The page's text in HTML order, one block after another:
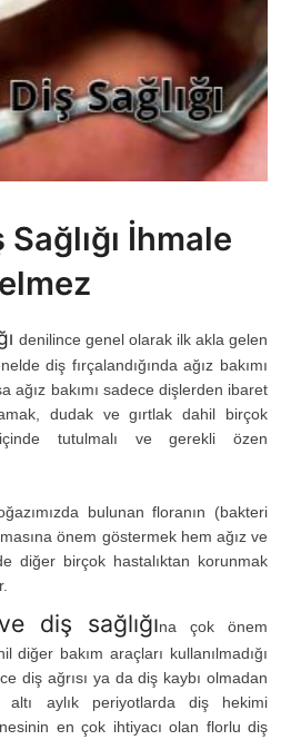
Sağlığı İhmale
denilince genel olarak ilk akla gelen
diş fırçalandığında ağız bakımı
ağız bakımı sadece dişlerden ibaret
dudak ve gırtlak dahil birçok
tutulmalı ve gerekli özen
bulunan floranın (bakteri
önem göstermek hem ağız ve
diğer birçok hastalıktan korunmak
diş sağlığına çok önem
diğer bakım araçları kullanılmadığı
diş ağrısı ya da diş kaybı olmadan
altı aylık periyotlarda diş hekimi
en çok ihtiyacı olan florlu diş